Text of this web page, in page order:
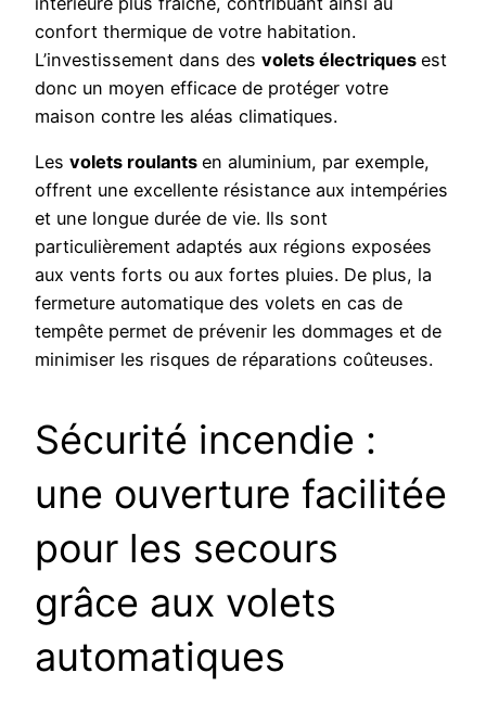
confort thermique de votre habitation.
L’investissement dans des volets électriques est
donc un moyen efficace de protéger votre
maison contre les aléas climatiques.
Les volets roulants en aluminium, par exemple,
offrent une excellente résistance aux intempéries
et une longue durée de vie. Ils sont
particulièrement adaptés aux régions exposées
aux vents forts ou aux fortes pluies. De plus, la
fermeture automatique des volets en cas de
tempête permet de prévenir les dommages et de
minimiser les risques de réparations coûteuses.
Sécurité incendie :
une ouverture facilitée
pour les secours
grâce aux volets
automatiques